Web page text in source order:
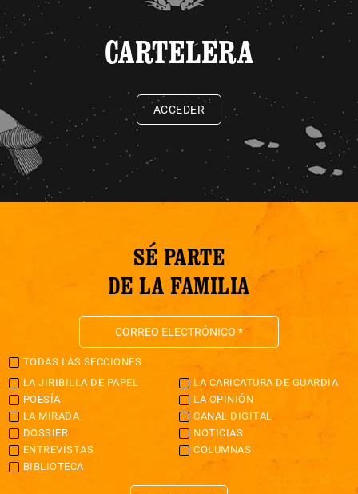
CARTELERA
ACCEDER
SÉ PARTE
DE LA FAMILIA
TODAS LAS SECCIONES
LA JIRIBILLA DE PAPEL
LA CARICATURA DE GUARDIA
POESÍA
LA OPINIÓN
LA MIRADA
CANAL DIGITAL
DOSSIER
NOTICIAS
ENTREVISTAS
COLUMNAS
BIBLIOTECA